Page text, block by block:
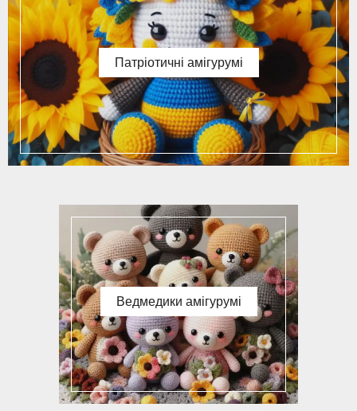
Патріотичні амігурумі
Ведмедики амігурумі